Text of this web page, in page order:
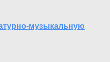
музыкальную